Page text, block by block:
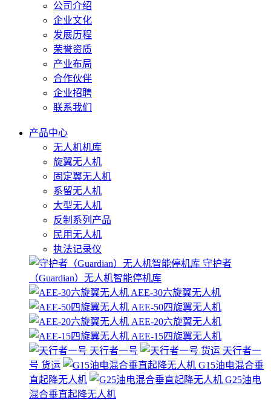
公司介绍
企业文化
发展历程
荣誉资质
产业布局
合作伙伴
企业招聘
联系我们
产品中心
无人机机库
旋翼无人机
固定翼无人机
系留无人机
大型无人机
反制系列产品
民用无人机
执法记录仪
守护者
（Guardian）无人机智能停机库
AEE-30六旋翼无人机
AEE-50四旋翼无人机
AEE-20六旋翼无人机
AEE-15四旋翼无人机
天行者一号
天行者一
号 货运
G15油电混合垂
直起降无人机
G25油电
混合垂直起降无人机